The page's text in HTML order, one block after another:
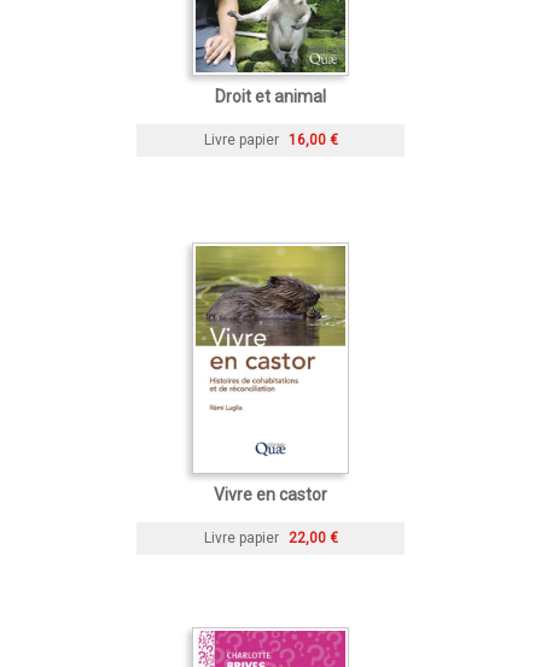
Droit et animal
Livre papier 16,00 €
Vivre en castor
Livre papier 22,00 €